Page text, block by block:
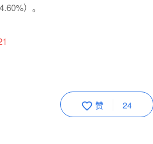
）。
赞 24